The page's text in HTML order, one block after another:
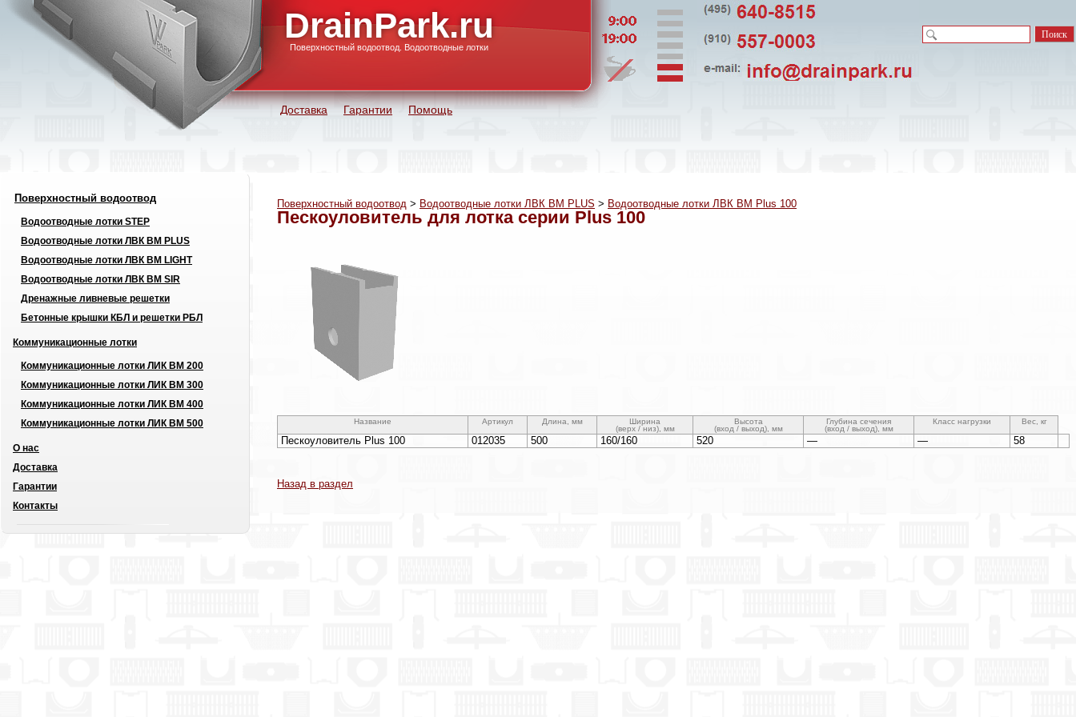
DrainPark.ru
Поверхностный водоотвод. Водоотводные лотки
Доставка Гарантии Помощь
Поверхностный водоотвод
Водоотводные лотки STEP
Водоотводные лотки ЛВК ВМ PLUS
Водоотводные лотки ЛВК ВМ LIGHT
Водоотводные лотки ЛВК ВМ SIR
Дренажные ливневые решетки
Бетонные крышки КБЛ и решетки РБЛ
Коммуникационные лотки
Коммуникационные лотки ЛИК ВМ 200
Коммуникационные лотки ЛИК ВМ 300
Коммуникационные лотки ЛИК ВМ 400
Коммуникационные лотки ЛИК ВМ 500
О нас
Доставка
Гарантии
Контакты
Поверхностный водоотвод > Водоотводные лотки ЛВК ВМ PLUS > Водоотводные лотки ЛВК ВМ Plus 100
Пескоуловитель для лотка серии Plus 100
Название Артикул Длина, мм
Ширина
(верх / низ), мм
Высота
(вход / выход), мм
Глубина сечения
(вход / выход), мм
Класс нагрузки Вес, кг
Пескоуловитель Plus 100 012035 500 160/160 520 — — 58
Назад в раздел